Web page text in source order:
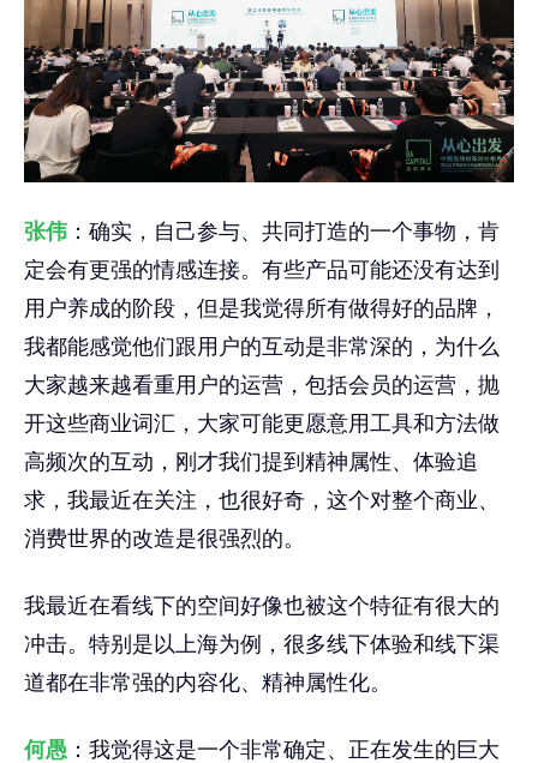
张伟 ：确实，自己参与、共同打造的一个事物，肯
定会有更强的情感连接。有些产品可能还没有达到
用户养成的阶段，但是我觉得所有做得好的品牌，
我都能感觉他们跟用户的互动是非常深的，为什么
大家越来越看重用户的运营，包括会员的运营，抛
开这些商业词汇，大家可能更愿意用工具和方法做
高频次的互动，刚才我们提到精神属性、体验追
求，我最近在关注，也很好奇，这个对整个商业、
消费世界的改造是很强烈的。
我最近在看线下的空间好像也被这个特征有很大的
冲击。特别是以上海为例，很多线下体验和线下渠
道都在非常强的内容化、精神属性化。
何愚 ：我觉得这是一个非常确定、正在发生的巨大